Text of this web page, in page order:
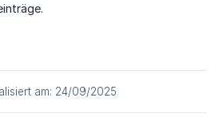
am: 24/09/2025